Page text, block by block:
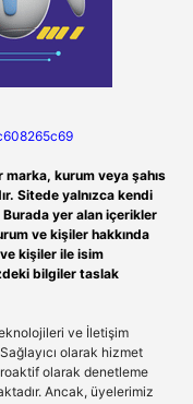
kurum veya şahıs
Sitede yalnızca kendi
Burada yer alan içerikler
ve kişiler hakkında
kişiler ile isim
bilgiler taslak
ve İletişim
olarak hizmet
olarak denetleme
Ancak, üyelerimiz